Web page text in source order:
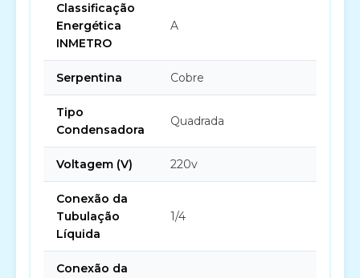
Classificação
Energética
INMETRO
A
Serpentina Cobre
Tipo
Condensadora
Quadrada
Voltagem (V) 220v
Conexão da
Tubulação
Líquida
1/4
Conexão da